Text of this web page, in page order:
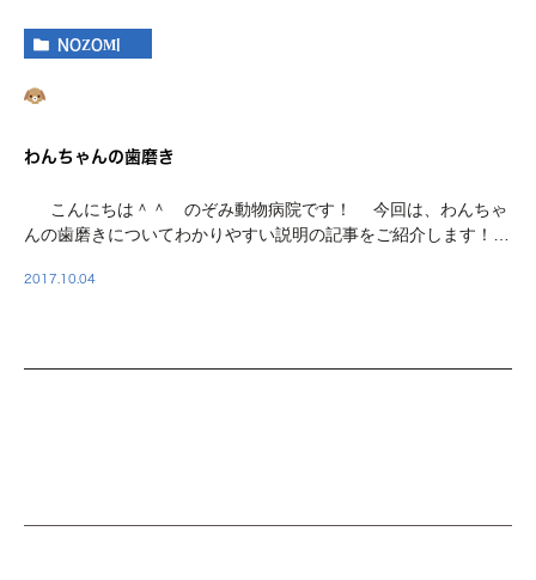
NOZOMI
わんちゃんの歯磨き
こんにちは＾＾ のぞみ動物病院です！ 今回は、わんちゃ
んの歯磨きについてわかりやすい説明の記事をご紹介します！
もなりやすい動物です。 ご飯がお […]
2017.10.04